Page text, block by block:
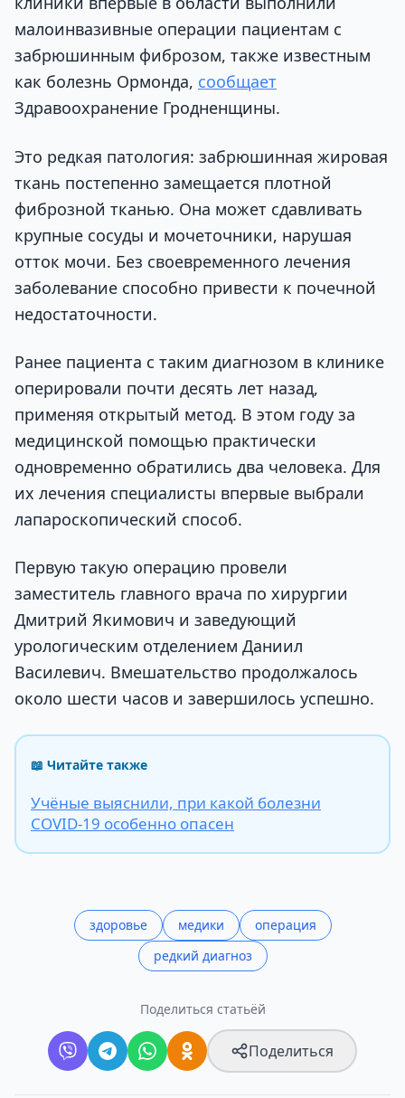
малоинвазивные операции пациентам с
забрюшинным фиброзом, также известным
как болезнь Ормонда, сообщает
Здравоохранение Гродненщины.
Это редкая патология: забрюшинная жировая
ткань постепенно замещается плотной
фиброзной тканью. Она может сдавливать
крупные сосуды и мочеточники, нарушая
отток мочи. Без своевременного лечения
заболевание способно привести к почечной
недостаточности.
Ранее пациента с таким диагнозом в клинике
оперировали почти десять лет назад,
применяя открытый метод. В этом году за
медицинской помощью практически
одновременно обратились два человека. Для
их лечения специалисты впервые выбрали
лапароскопический способ.
Первую такую операцию провели
заместитель главного врача по хирургии
Дмитрий Якимович и заведующий
урологическим отделением Даниил
Василевич. Вмешательство продолжалось
около шести часов и завершилось успешно.
📖 Читайте также
Учёные выяснили, при какой болезни
COVID-19 особенно опасен
здоровье медики
операция
редкий диагноз
Поделиться статьёй
Поделиться